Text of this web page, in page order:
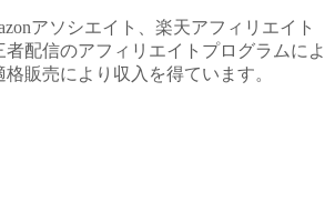
アソシエイト、楽天アフィリエイト
者配信のアフィリエイトプログラムによ
販売により収入を得ています。